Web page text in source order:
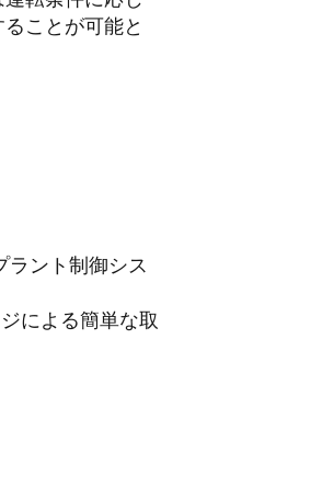
ことが可能と
ラント制御シス
による簡単な取